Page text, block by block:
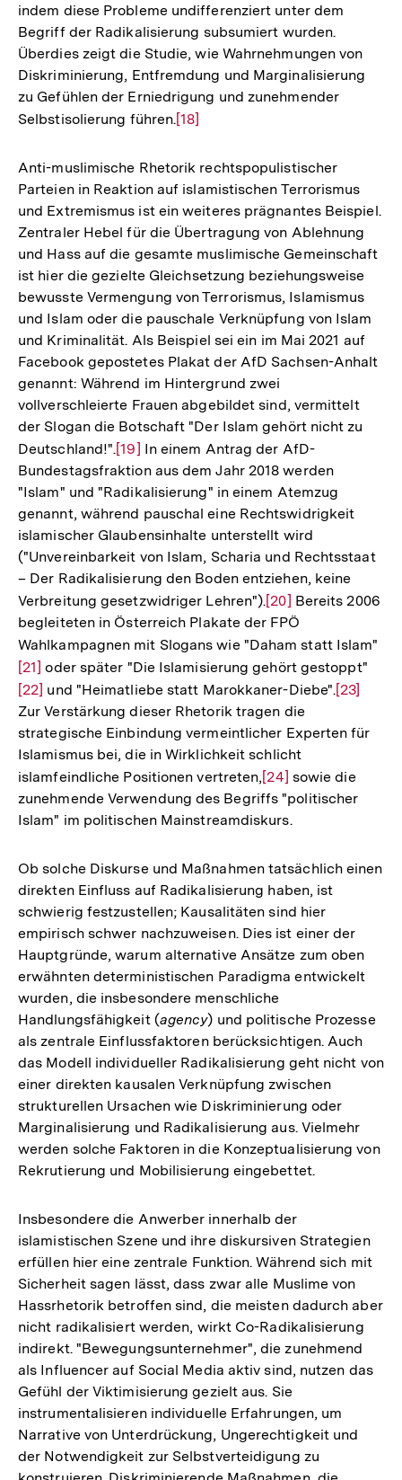
indem diese Probleme undifferenziert unter dem
Begriff der Radikalisierung subsumiert wurden.
Überdies zeigt die Studie, wie Wahrnehmungen von
Diskriminierung, Entfremdung und Marginalisierung
zu Gefühlen der Erniedrigung und zunehmender
Selbstisolierung führen.Zur
der
Fußnote
[18]
Anti-muslimische Rhetorik rechtspopulistischer
Parteien in Reaktion auf islamistischen Terrorismus
und Extremismus ist ein weiteres prägnantes Beispiel.
Zentraler Hebel für die Übertragung von Ablehnung
und Hass auf die gesamte muslimische Gemeinschaft
ist hier die gezielte Gleichsetzung beziehungsweise
bewusste Vermengung von Terrorismus, Islamismus
und Islam oder die pauschale Verknüpfung von Islam
und Kriminalität. Als Beispiel sei ein im Mai 2021 auf
Facebook gepostetes Plakat der AfD Sachsen-Anhalt
genannt: Während im Hintergrund zwei
vollverschleierte Frauen abgebildet sind, vermittelt
der Slogan die Botschaft "Der Islam gehört nicht zu
Deutschland!".Zur
Auflösung
der
Fußnote
[19] In einem Antrag der AfD-
Bundestagsfraktion aus dem Jahr 2018 werden
"Islam" und "Radikalisierung" in einem Atemzug
genannt, während pauschal eine Rechtswidrigkeit
islamischer Glaubensinhalte unterstellt wird
("Unvereinbarkeit von Islam, Scharia und Rechtsstaat
– Der Radikalisierung den Boden entziehen, keine
Verbreitung gesetzwidriger Lehren").Zur
Auflösung
der
Fußnote
[20] Bereits 2006
begleiteten in Österreich Plakate der FPÖ
Wahlkampagnen mit Slogans wie "Daham statt Islam"
[21] oder später "Die Islamisierung gehört gestoppt"
[22] und "Heimatliebe statt Marokkaner-Diebe".Zur
der
[23]
Zur Verstärkung dieser Rhetorik tragen die
strategische Einbindung vermeintlicher Experten für
Islamismus bei, die in Wirklichkeit schlicht
islamfeindliche Positionen vertreten,Zur
Auflösung
der
[24] sowie die
zunehmende Verwendung des Begriffs "politischer
Islam" im politischen Mainstreamdiskurs.
Ob solche Diskurse und Maßnahmen tatsächlich einen
direkten Einfluss auf Radikalisierung haben, ist
schwierig festzustellen; Kausalitäten sind hier
empirisch schwer nachzuweisen. Dies ist einer der
Hauptgründe, warum alternative Ansätze zum oben
erwähnten deterministischen Paradigma entwickelt
wurden, die insbesondere menschliche
Handlungsfähigkeit (agency) und politische Prozesse
als zentrale Einflussfaktoren berücksichtigen. Auch
das Modell individueller Radikalisierung geht nicht von
einer direkten kausalen Verknüpfung zwischen
strukturellen Ursachen wie Diskriminierung oder
Marginalisierung und Radikalisierung aus. Vielmehr
werden solche Faktoren in die Konzeptualisierung von
Rekrutierung und Mobilisierung eingebettet.
Insbesondere die Anwerber innerhalb der
islamistischen Szene und ihre diskursiven Strategien
erfüllen hier eine zentrale Funktion. Während sich mit
Sicherheit sagen lässt, dass zwar alle Muslime von
Hassrhetorik betroffen sind, die meisten dadurch aber
nicht radikalisiert werden, wirkt Co-Radikalisierung
indirekt. "Bewegungsunternehmer", die zunehmend
als Influencer auf Social Media aktiv sind, nutzen das
Gefühl der Viktimisierung gezielt aus. Sie
instrumentalisieren individuelle Erfahrungen, um
Narrative von Unterdrückung, Ungerechtigkeit und
der Notwendigkeit zur Selbstverteidigung zu